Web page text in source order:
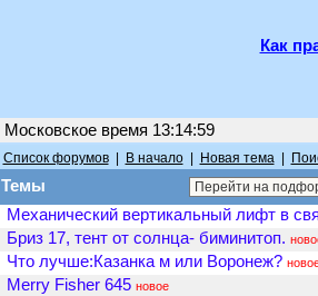
Как
Московское время 13:14:59
Список форумов| В начало| Новая тема|
Темы
Механический вертикальный лифт в
Бриз 17, тент от солнца- биминитоп.
Что лучше:Казанка м или Воронеж?
Merry Fisher 645 новое